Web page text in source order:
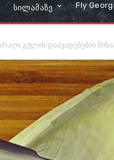
Სილამაზე Fly
გულის დაავადებების